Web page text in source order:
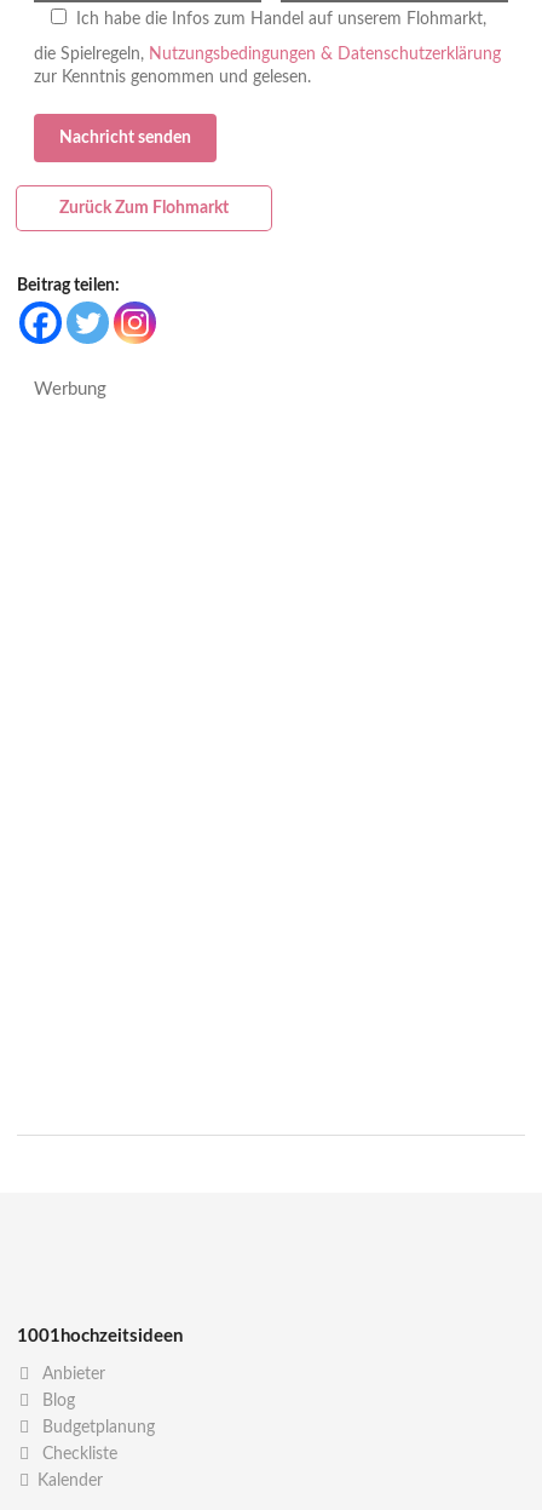
Ich habe die Infos zum Handel auf unserem Flohmarkt,
die Spielregeln, Nutzungsbedingungen & Datenschutzerklärung
zur Kenntnis genommen und gelesen.
Zurück Zum Flohmarkt
Beitrag teilen:
Werbung
1001hochzeitsideen
Anbieter
Blog
Budgetplanung
Checkliste
Kalender